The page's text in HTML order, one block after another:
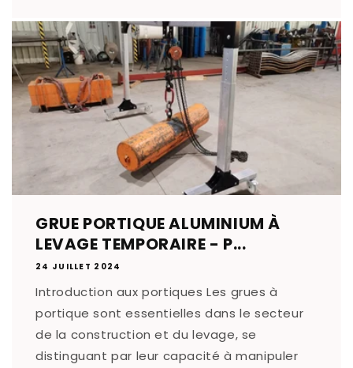
GRUE PORTIQUE ALUMINIUM À
LEVAGE TEMPORAIRE - P...
24 JUILLET 2024
Introduction aux portiques Les grues à
portique sont essentielles dans le secteur
de la construction et du levage, se
distinguant par leur capacité à manipuler